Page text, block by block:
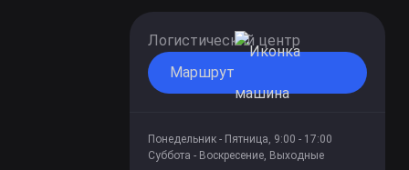
Логистический центр
Маршрут
Понедельник - Пятница, 9:00 - 17:00
Суббота - Воскресение, Выходные